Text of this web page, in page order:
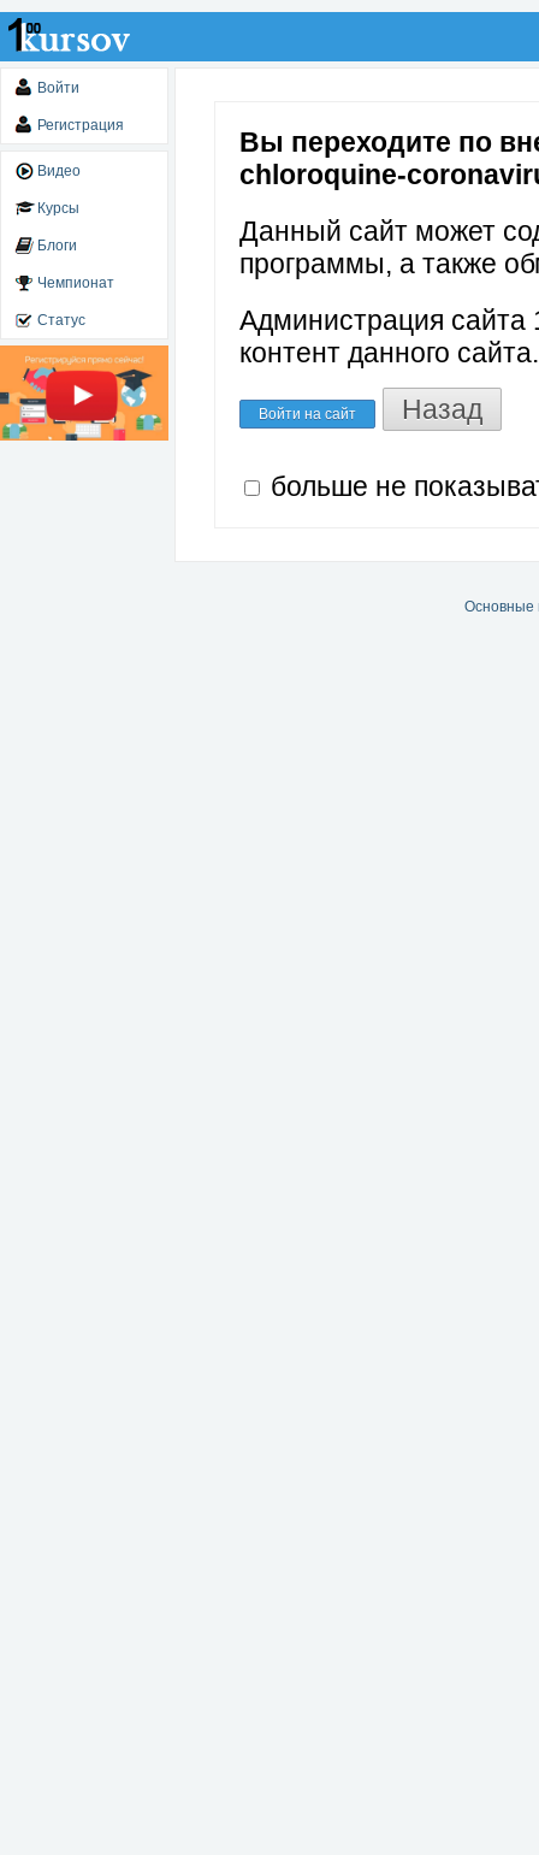
Войти
Регистрация
Видео
Курсы
Блоги
Чемпионат
Статус
Вы переходите по
chloroquine-
Данный сайт может
программы, а также
Администрация сайта
контент данного сайта.
Войти на сайт Назад
больше не
Основные